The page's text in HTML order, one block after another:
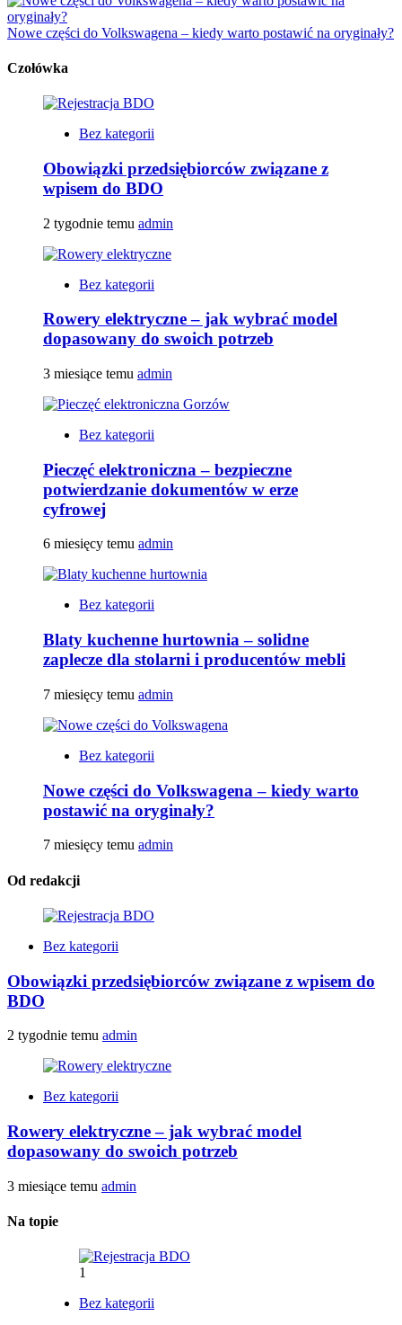
Nowe części do Volkswagena – kiedy warto postawić na oryginały?
Czołówka
Bez kategorii
Obowiązki przedsiębiorców związane z
wpisem do BDO
2 tygodnie temu admin
Bez kategorii
Rowery elektryczne – jak wybrać model
dopasowany do swoich potrzeb
3 miesiące temu admin
Bez kategorii
Pieczęć elektroniczna – bezpieczne
potwierdzanie dokumentów w erze
cyfrowej
6 miesięcy temu admin
Bez kategorii
Blaty kuchenne hurtownia – solidne
zaplecze dla stolarni i producentów mebli
7 miesięcy temu admin
Bez kategorii
Nowe części do Volkswagena – kiedy warto
postawić na oryginały?
7 miesięcy temu admin
Od redakcji
Bez kategorii
Obowiązki przedsiębiorców związane z wpisem do
BDO
2 tygodnie temu admin
Bez kategorii
Rowery elektryczne – jak wybrać model
dopasowany do swoich potrzeb
3 miesiące temu admin
Na topie
1
Bez kategorii